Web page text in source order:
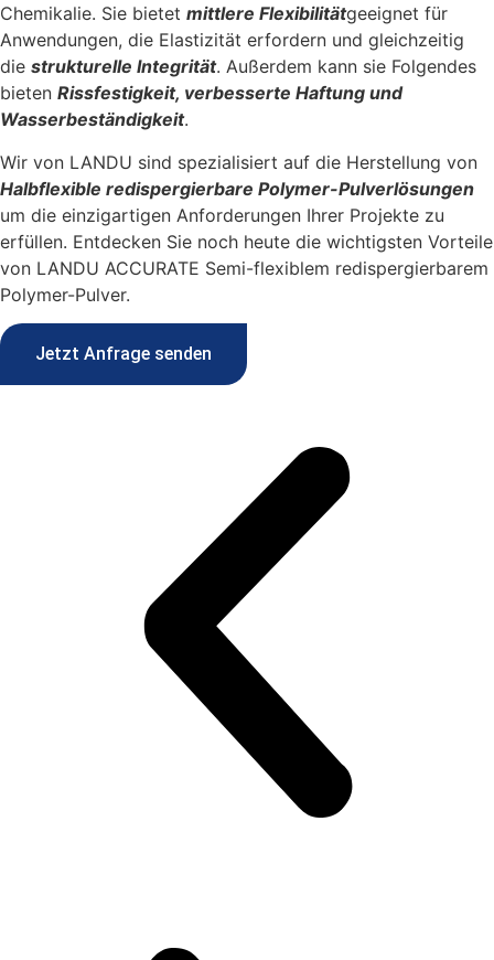
Chemikalie. Sie bietet mittlere Flexibilitätgeeignet für
Anwendungen, die Elastizität erfordern und gleichzeitig
die strukturelle Integrität. Außerdem kann sie Folgendes
bieten Rissfestigkeit, verbesserte Haftung und
Wasserbeständigkeit.
Wir von LANDU sind spezialisiert auf die Herstellung von
Halbflexible redispergierbare Polymer-Pulverlösungen
um die einzigartigen Anforderungen Ihrer Projekte zu
erfüllen. Entdecken Sie noch heute die wichtigsten Vorteile
von LANDU ACCURATE Semi-flexiblem redispergierbarem
Polymer-Pulver.
Jetzt Anfrage senden